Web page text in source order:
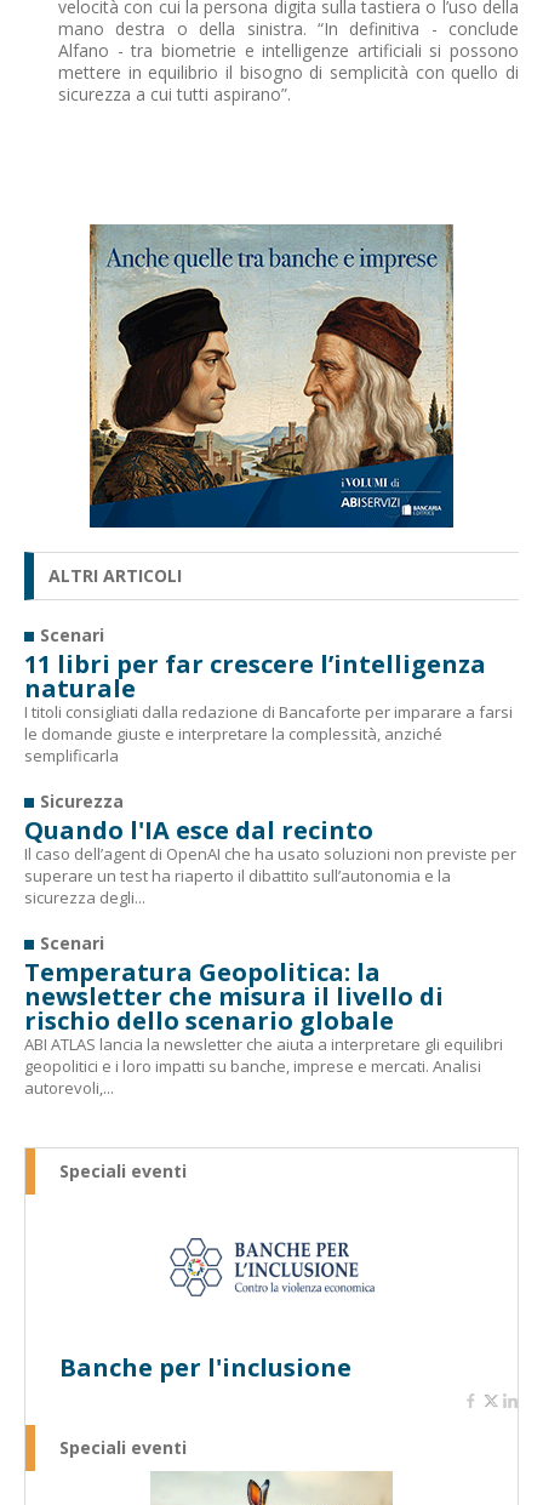
velocità con cui la persona digita sulla tastiera o l’uso della
mano destra o della sinistra. “In definitiva - conclude
Alfano - tra biometrie e intelligenze artificiali si possono
mettere in equilibrio il bisogno di semplicità con quello di
sicurezza a cui tutti aspirano”.
ALTRI ARTICOLI
Scenari
11 libri per far crescere l’intelligenza
naturale
I titoli consigliati dalla redazione di Bancaforte per imparare a farsi
le domande giuste e interpretare la complessità, anziché
semplificarla
Sicurezza
Quando l'IA esce dal recinto
Il caso dell’agent di OpenAI che ha usato soluzioni non previste per
superare un test ha riaperto il dibattito sull’autonomia e la
sicurezza degli...
Scenari
Temperatura Geopolitica: la
newsletter che misura il livello di
rischio dello scenario globale
ABI ATLAS lancia la newsletter che aiuta a interpretare gli equilibri
geopolitici e i loro impatti su banche, imprese e mercati. Analisi
autorevoli,...
Speciali eventi
Banche per l'inclusione
Speciali eventi